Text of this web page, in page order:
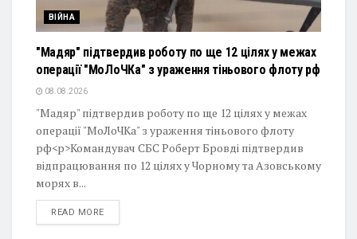
ВІЙНА
"Мадяр" підтвердив роботу по ще 12 цілях у межах
операції "МоЛоЧКа" з ураження тіньового флоту рф
08.08.2026
"Мадяр" підтвердив роботу по ще 12 цілях у межах
операції "МоЛоЧКа" з ураження тіньового флоту
рф<p>Командувач СБС Роберт Бровді підтвердив
відпрацювання по 12 цілях у Чорному та Азовському
морях в...
READ MOREDETAILS